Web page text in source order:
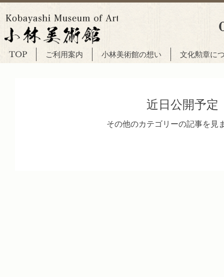
TOP ご利用案内 小林美術館の想い 文化勲章に
近日公開予定
その他のカテゴリーの記事を見